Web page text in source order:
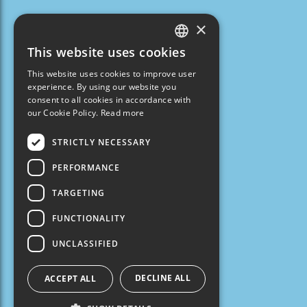
Follow us
ABOUT US
KEA
ITINERARIES
GALLERY
Contact
GREEK
ENGLISH
×
This website uses cookies
This website uses cookies to improve user
experience. By using our website you
consent to all cookies in accordance with
our Cookie Policy. Read more
STRICTLY NECESSARY
PERFORMANCE
TARGETING
FUNCTIONALITY
UNCLASSIFIED
ACCEPT ALL DECLINE ALL